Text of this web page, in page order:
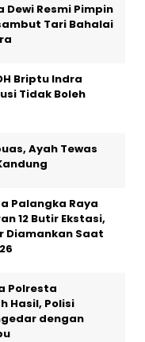
Dewi Resmi Pimpin
Tari Bahalai
Briptu Indra
Tidak Boleh
Ayah Tewas
Palangka Raya
12 Butir Ekstasi,
Diamankan Saat
Polresta
Hasil, Polisi
dengan